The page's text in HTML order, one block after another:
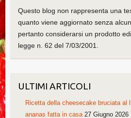
Questo blog non rappresenta una
quanto viene aggiornato senza
pertanto considerarsi un prodotto
legge n. 62 del 7/03/2001.
ULTIMI ARTICOLI
Ricetta della cheesecake bruciata al
ananas fatta in casa 27 Giugno 2026